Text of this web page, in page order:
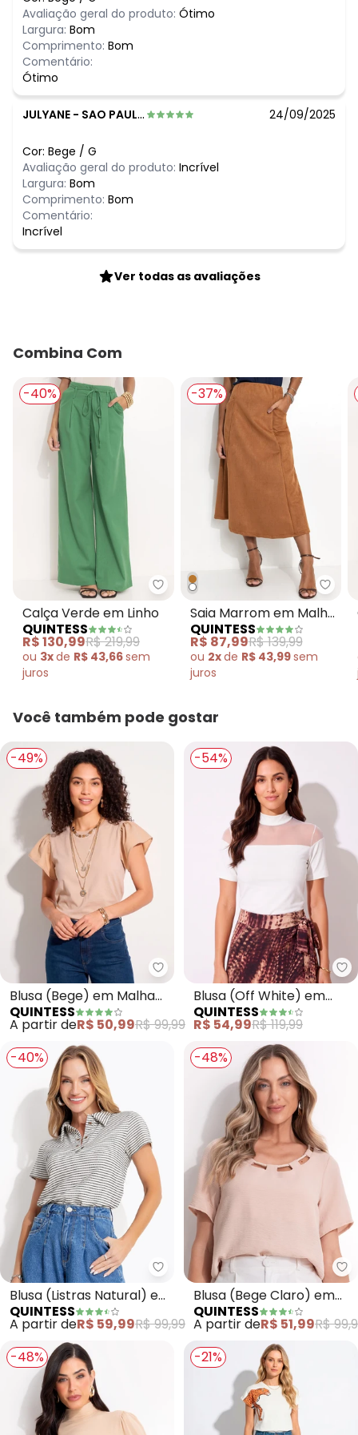
fevereiro/2026
Avaliação geral do produto: Ótimo
Largura: Bom
Comprimento: Bom
Comentário:
Ótimo
JULYANE - SAO PAULO - SP 24/09/2025
Cor: Bege / G
Avaliação geral do produto: Incrível
Largura: Bom
Comprimento: Bom
Comentário:
Incrível
Ver todas as avaliações
Combina Com
-40%
Quintess - Calça Verde em
Calça Verde em Linho
QUINTESS
R$ 130,99R$ 219,99
ou 3xde R$ 43,66sem
juros
-37%
Saia Marrom em Malha
Suede
QUINTESS
R$ 87,99R$ 139,99
ou 2xde R$ 43,99sem
juros
Você também pode gostar
-49%
Quintess - Blusa (Bege) em
Blusa (Bege) em Malha
de Algodão
QUINTESS
A partir deR$ 50,99R$ 99,99
-54%
Blusa (Off White) em
Malha de Viscose
QUINTESS
R$ 54,99R$ 119,99
-40%
Quintess - Blusa (Listras
Blusa (Listras Natural) em
Malha
QUINTESS
A partir deR$ 59,99R$ 99,99
-48%
Blusa (Bege Claro) em
Crepe Plano
QUINTESS
A partir deR$ 51,99R$
-48%
-21%